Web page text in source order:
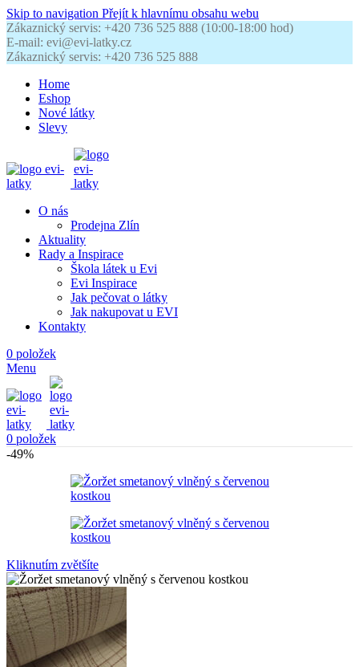
Skip to navigation Přejít k hlavnímu obsahu webu
Zákaznický servis: +420 736 525 888 (10:00-18:00 hod)
E-mail: evi@evi-latky.cz
Zákaznický servis: +420 736 525 888
Home
Eshop
Nové látky
Slevy
O nás
Prodejna Zlín
Aktuality
Rady a Inspirace
Škola látek u Evi
Evi Inspirace
Jak pečovat o látky
Jak nakupovat u EVI
Kontakty
0 položek
Menu
0 položek
-49%
Kliknutím zvětšíte